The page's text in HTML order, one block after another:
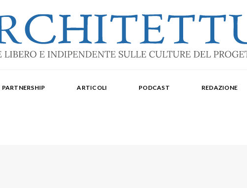
Ubaldo Spina. Editore Delegato per The Architectural Post: Luca Gibello.
PARTNERSHIP ARTICOLI PODCAST REDAZIONE